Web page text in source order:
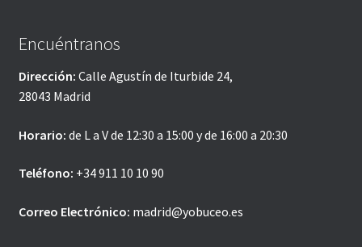
Encuéntranos
Dirección: Calle Agustín de Iturbide 24,
28043 Madrid
Horario: de L a V de 12:30 a 15:00 y de 16:00 a 20:30
Teléfono: +34 911 10 10 90
Correo Electrónico: madrid@yobuceo.es